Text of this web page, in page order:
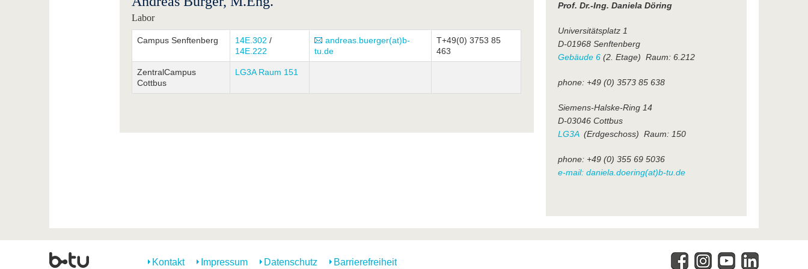
Labor
Campus Senftenberg 14E.302 /
14E.222
andreas.buerger(at)b-
tu.de
T+49(0) 3753 85
463
ZentralCampus
Cottbus
LG3A Raum 151
Prof. Dr.-Ing. Daniela Döring
Universitätsplatz 1
D-01968 Senftenberg
Gebäude 6 (2. Etage) Raum: 6.212
phone: +49 (0) 3573 85 638
Siemens-Halske-Ring 14
D-03046 Cottbus
LG3A(Erdgeschoss) Raum: 150
phone: +49 (0) 355 69 5036
e-mail: daniela.doering(at)b-tu.de
Kontakt Impressum Datenschutz Barrierefreiheit